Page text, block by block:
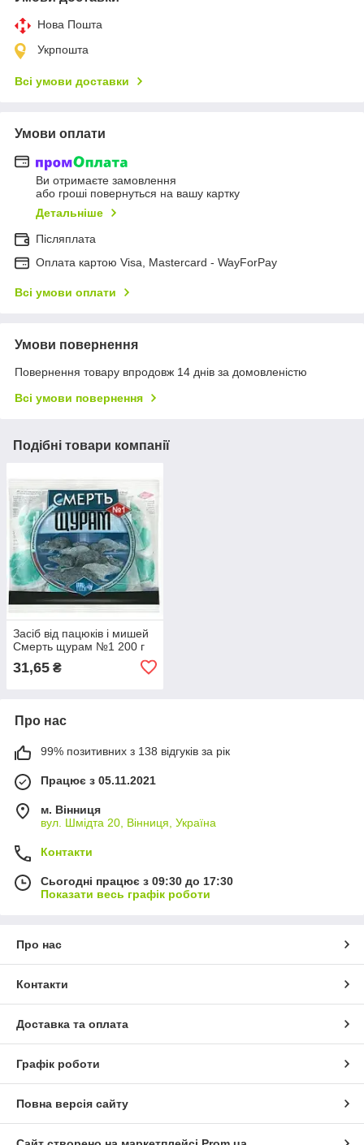
Нова Пошта
Укрпошта
Всі умови доставки
Умови оплати
Ви отримаєте замовлення
або гроші повернуться на вашу картку
Детальніше
Післяплата
Оплата картою Visa, Mastercard - WayForPay
Всі умови оплати
Умови повернення
Повернення товару впродовж 14 днів за домовленістю
Всі умови повернення
Подібні товари компанії
Засіб від пацюків і мишей
Смерть щурам №1 200 г
31,65 ₴
Про нас
99% позитивних з 138 відгуків за рік
Працює з 05.11.2021
м. Вінниця
вул. Шмідта 20, Вінниця, Україна
Контакти
Сьогодні працює з 09:30 до 17:30
Показати весь графік роботи
Про нас
Контакти
Доставка та оплата
Графік роботи
Повна версія сайту